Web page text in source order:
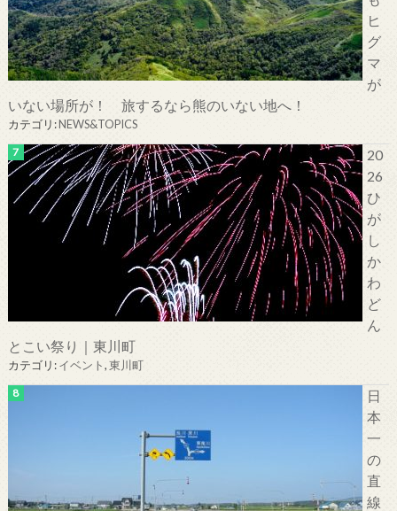
ヒ
グ
マ
が
いない場所が！ 旅するなら熊のいない地へ！
カテゴリ:NEWS&TOPICS
20
26
ひ
が
し
か
わ
ど
ん
とこい祭り｜東川町
カテゴリ:イベント,東川町
日
本
一
の
直
線